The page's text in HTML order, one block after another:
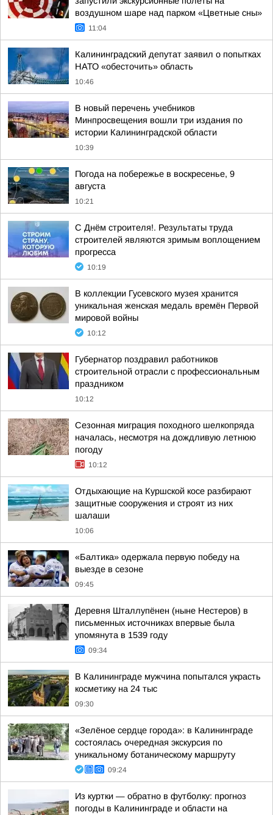
воздушном шаре над парком «Цветные сны»
11:04
Калининградский депутат заявил о попытках
НАТО «обесточить» область
10:46
В новый перечень учебников
Минпросвещения вошли три издания по
истории Калининградской области
10:39
Погода на побережье в воскресенье, 9
августа
10:21
С Днём строителя!. Результаты труда
строителей являются зримым воплощением
прогресса
10:19
В коллекции Гусевского музея хранится
уникальная женская медаль времён Первой
мировой войны
10:12
Губернатор поздравил работников
строительной отрасли с профессиональным
праздником
10:12
Сезонная миграция походного шелкопряда
началась, несмотря на дождливую летнюю
погоду
10:12
Отдыхающие на Куршской косе разбирают
защитные сооружения и строят из них
шалаши
10:06
«Балтика» одержала первую победу на
выезде в сезоне
09:45
Деревня Шталлупёнен (ныне Нестеров) в
письменных источниках впервые была
упомянута в 1539 году
09:34
В Калининграде мужчина попытался украсть
косметику на 24 тыс
09:30
«Зелёное сердце города»: в Калининграде
состоялась очередная экскурсия по
уникальному ботаническому маршруту
09:24
Из куртки — обратно в футболку: прогноз
погоды в Калининграде и области на